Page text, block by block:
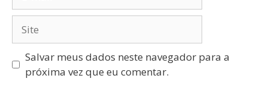
Salvar meus dados neste navegador para a
próxima vez que eu comentar.